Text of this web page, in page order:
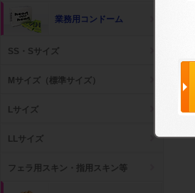
業務用コンドーム
SS・Sサイズ
Mサイズ（標準サイズ）
Lサイズ
LLサイズ
フェラ用スキン・指用スキン等
使い捨てフェイスタオ
ル 30枚セット
参考上代: 870円
エコマイクロファイバ